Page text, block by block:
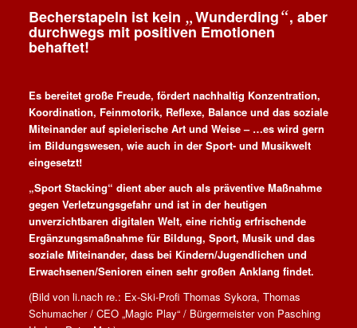
Becherstapeln ist kein „Wunderding“, aber
durchwegs mit positiven Emotionen
behaftet!
Es bereitet große Freude, fördert nachhaltig Konzentration,
Koordination, Feinmotorik, Reflexe, Balance und das soziale
Miteinander auf spielerische Art und Weise – …es wird gern
im Bildungswesen, wie auch in der Sport- und Musikwelt
eingesetzt!
„Sport Stacking“ dient aber auch als präventive Maßnahme
gegen Verletzungsgefahr und ist in der heutigen
unverzichtbaren digitalen Welt, eine richtig erfrischende
Ergänzungsmaßnahme für Bildung, Sport, Musik und das
soziale Miteinander, dass bei Kindern/Jugendlichen und
Erwachsenen/Senioren einen sehr großen Anklang findet.
(Bild von li.nach re.: Ex-Ski-Profi Thomas Sykora, Thomas
Schumacher / CEO „Magic Play“ / Bürgermeister von Pasching